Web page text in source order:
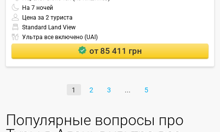
На 7 ночей
Цена за 2 туриста
Standard Land View
Ультра все включено (UAI)
от 85 411 грн
1 2 3 5
Популярные вопросы про